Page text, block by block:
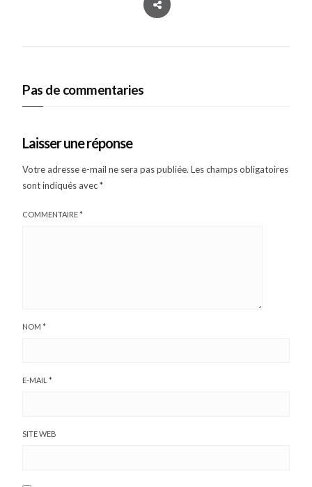
Pas de commentaries
Laisser une réponse
Votre adresse e-mail ne sera pas publiée. Les champs obligatoires
sont indiqués avec*
COMMENTAIRE*
NOM*
E-MAIL*
SITE WEB